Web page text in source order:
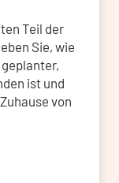
Teil der
Sie, wie
ist und
von